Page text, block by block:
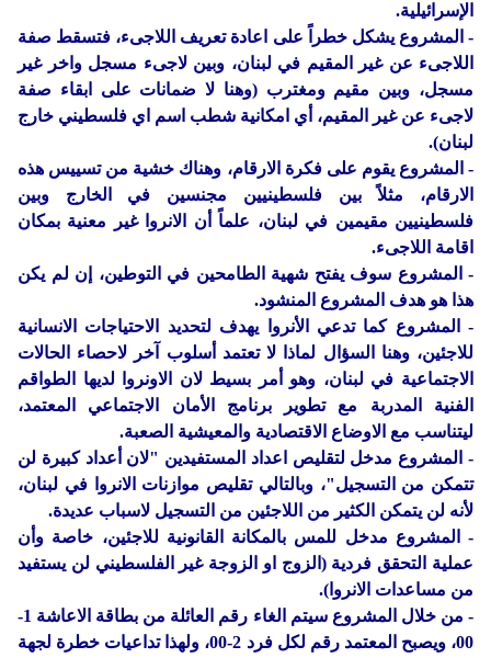
الإسرائيلية.
- المشروع يشكل خطراً على اعادة تعريف اللاجىء، فتسقط صفة
اللاجىء عن غير المقيم في لبنان، وبين لاجىء مسجل واخر غير
مسجل، وبين مقيم ومغترب (وهنا لا ضمانات على ابقاء صفة
لاجىء عن غير المقيم، أي امكانية شطب اسم اي فلسطيني خارج
لبنان).
- المشروع يقوم على فكرة الارقام، وهناك خشية من تسييس هذه
الارقام، مثلاً بين فلسطينيين مجنسين في الخارج وبين
فلسطينيين مقيمين في لبنان، علماً أن الانروا غير معنية بمكان
اقامة اللاجىء.
- المشروع سوف يفتح شهية الطامحين في التوطين، إن لم يكن
هذا هو هدف المشروع المنشود.
- المشروع كما تدعي الأنروا يهدف لتحديد الاحتياجات الانسانية
للاجئين، وهنا السؤال لماذا لا تعتمد أسلوب آخر لاحصاء الحالات
الاجتماعية في لبنان، وهو أمر بسيط لان الاونروا لديها الطواقم
الفنية المدربة مع تطوير برنامج الأمان الاجتماعي المعتمد،
ليتناسب مع الاوضاع الاقتصادية والمعيشية الصعبة.
- المشروع مدخل لتقليص اعداد المستفيدين "لان أعداد كبيرة لن
تتمكن من التسجيل"، وبالتالي تقليص موازنات الانروا في لبنان،
لأنه لن يتمكن الكثير من اللاجئين من التسجيل لاسباب عديدة.
- المشروع مدخل للمس بالمكانة القانونية للاجئين، خاصة وأن
عملية التحقق فردية (الزوج او الزوجة غير الفلسطيني لن يستفيد
من مساعدات الانروا).
- من خلال المشروع سيتم الغاء رقم العائلة من بطاقة الاعاشة 1-
00، ويصبح المعتمد رقم لكل فرد 2-00، ولهذا تداعيات خطرة لجهة